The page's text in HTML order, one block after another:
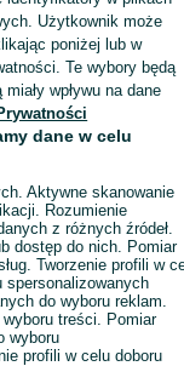
Użytkownik może
poniżej lub w
Te wybory będą
wpływu na dane
dane w celu
Aktywne skanowanie
Rozumienie
z różnych źródeł.
dostęp do nich. Pomiar
Tworzenie profili w
spersonalizowanych
do wyboru reklam.
treści. Pomiar
wyboru
profili w celu doboru